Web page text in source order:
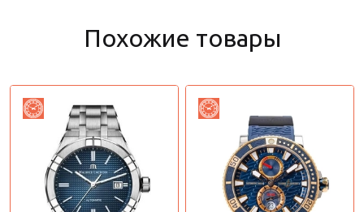
Похожие товары